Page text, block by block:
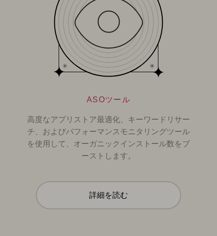
ASOツール
高度なアプリストア最適化、キーワードリサー
チ、およびパフォーマンスモニタリングツール
を使用して、オーガニックインストール数をブ
ーストします。
詳細を読む